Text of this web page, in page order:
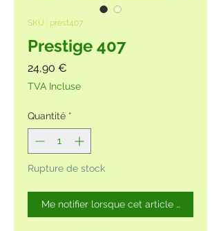
SKU : prest407
Prestige 407
24,90 €
TVA Incluse
Quantité *
Rupture de stock
Me notifier lorsque cet article est